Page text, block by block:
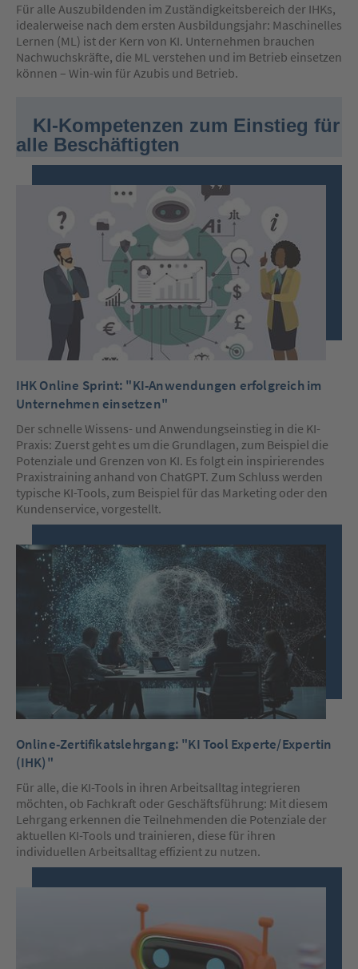
Für alle Auszubildenden im Zuständigkeitsbereich der IHKs,
idealerweise nach dem ersten Ausbildungsjahr: Maschinelles
Lernen (ML) ist der Kern von KI. Unternehmen brauchen
Nachwuchskräfte, die ML verstehen und im Betrieb einsetzen
können – Win-win für Azubis und Betrieb.
KI-Kompetenzen zum Einstieg für
alle Beschäftigten
IHK Online Sprint: "KI-Anwendungen erfolgreich im
Unternehmen einsetzen"
Der schnelle Wissens- und Anwendungseinstieg in die KI-
Praxis: Zuerst geht es um die Grundlagen, zum Beispiel die
Potenziale und Grenzen von KI. Es folgt ein inspirierendes
Praxistraining anhand von ChatGPT. Zum Schluss werden
typische KI-Tools, zum Beispiel für das Marketing oder den
Kundenservice, vorgestellt.
Online-Zertifikatslehrgang: "KI Tool Experte/Expertin
(IHK)"
Für alle, die KI-Tools in ihren Arbeitsalltag integrieren
möchten, ob Fachkraft oder Geschäftsführung: Mit diesem
Lehrgang erkennen die Teilnehmenden die Potenziale der
aktuellen KI-Tools und trainieren, diese für ihren
individuellen Arbeitsalltag effizient zu nutzen.